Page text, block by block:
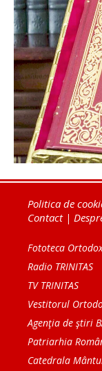
Politica de
Contact|
Fototeca
Radio TRINITAS
TV TRINITAS
Vestitorul
Agenţia de ştiri
Patriarhia
Catedrala